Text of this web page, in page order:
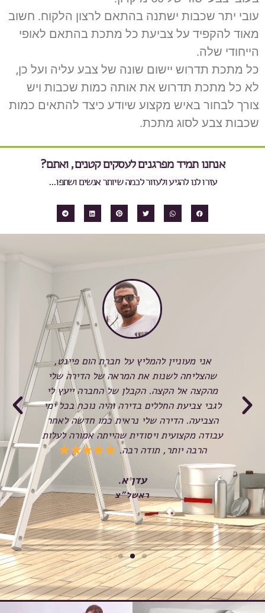
עובי יתר שכבות ישתנה בהתאם לרצון הלקוח. חשוב
מאוד להקפיד על צביעת כל מתכת בהתאם לאופי
הייחודי שלה.
כל מתכת תדרוש יישום שונה של צבע עליה ועל כן,
לא כל מתכת תדרוש את אותה כמות שכבות ויש
צורך לבחור באיש מקצוע שיודע כיצד להתאים כמות
שכבות צבע לסוג מתכת.
אנחנו תמיד מפרגנים לעסקים קטנים, ואתם?
עזרו לנו להגיע ולעזור לכמה שיותר אנשים ושתפו...
אני מעוניין להמליץ על חברת הום פיינט,
שהצליחה לשנות את המראה של הדירה שלי
מהקצה אל הקצה. הקבלן של החברה ייעץ לי
לגבי צביעת החללים בדירה והיה נוכח בכל ימי
הצביעה. הדירה שלי נראית כמו חדשה לאחר
עבודה מקצועית ויסודית שהייתה אמורה לעלות
הרבה יותר, תודה רבה.
עדן א.
ראשל"צ